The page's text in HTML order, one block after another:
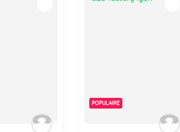
POPULAIRE